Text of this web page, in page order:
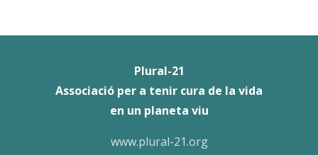
Plural-21
Associació per a tenir cura de la vida
en un planeta viu
www.plural-21.org